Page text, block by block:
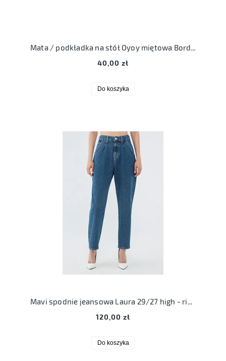
40,00 zł
Do koszyka
Mavi spodnie jeansowa Laura 29/27 high - rise pleated baggy jeans
120,00 zł
Do koszyka